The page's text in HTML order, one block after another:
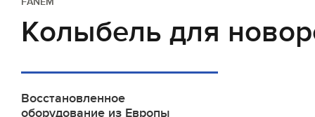
Колыбель для
Восстановленное
оборудование из Европы